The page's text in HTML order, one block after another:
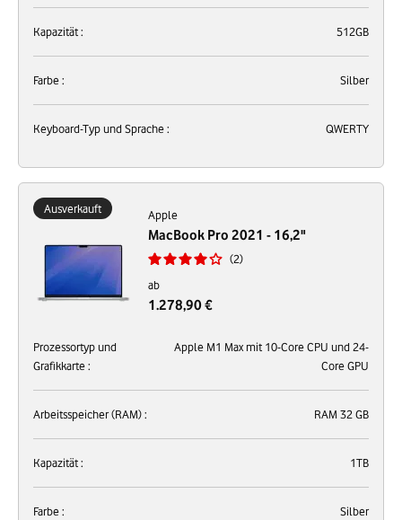
Kapazität : 512GB
Farbe : Silber
Keyboard-Typ und Sprache : QWERTY
Ausverkauft Apple
MacBook Pro 2021 - 16,2"
2
ab
1.278,90 €
Prozessortyp und
Grafikkarte :
Apple M1 Max mit 10-Core CPU und 24-
Core GPU
Arbeitsspeicher (RAM) : RAM 32 GB
Kapazität : 1TB
Farbe : Silber